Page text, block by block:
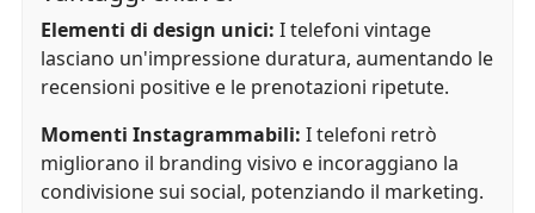
Elementi di design unici: I telefoni vintage
lasciano un'impressione duratura, aumentando le
recensioni positive e le prenotazioni ripetute.
Momenti Instagrammabili: I telefoni retrò
migliorano il branding visivo e incoraggiano la
condivisione sui social, potenziando il marketing.